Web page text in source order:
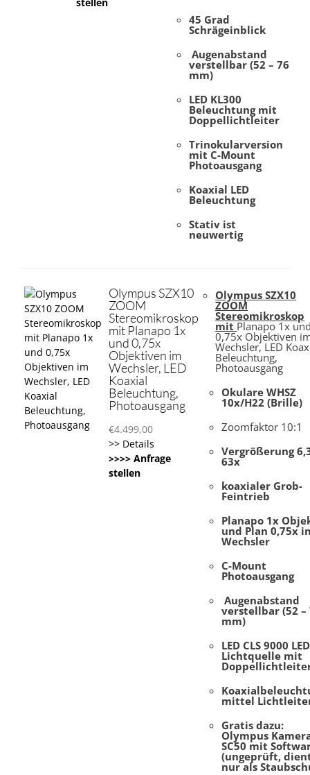
45 Grad
Schrägeinblick
Augenabstand
verstellbar (52 – 76
mm)
LED KL300
Beleuchtung mit
Doppellichtleiter
Trinokularversion
mit C-Mount
Photoausgang
Koaxial LED
Beleuchtung
Stativ ist
neuwertig
Olympus SZX10
ZOOM
Stereomikroskop
mit Planapo 1x
und 0,75x
Objektiven im
Wechsler, LED
Koaxial
Beleuchtung,
Photoausgang
€4.499,00
>> Details
>>>> Anfrage
stellen
Olympus SZX10
ZOOM
Stereomikroskop
mit Planapo 1x
0,75x Objektiven
Wechsler, LED
Beleuchtung,
Photoausgang
Okulare WHSZ
10x/H22 (Brille)
Zoomfaktor 10:1
Vergrößerung
63x
koaxialer Grob-
Feintrieb
Planapo 1x
und Plan 0,75x
Wechsler
C-Mount
Photoausgang
Augenabstand
verstellbar (52 –
mm)
LED CLS 9000 LED
Lichtquelle mit
mittel
Gratis dazu:
Olympus
SC50 mit
(ungeprüft,
nur als